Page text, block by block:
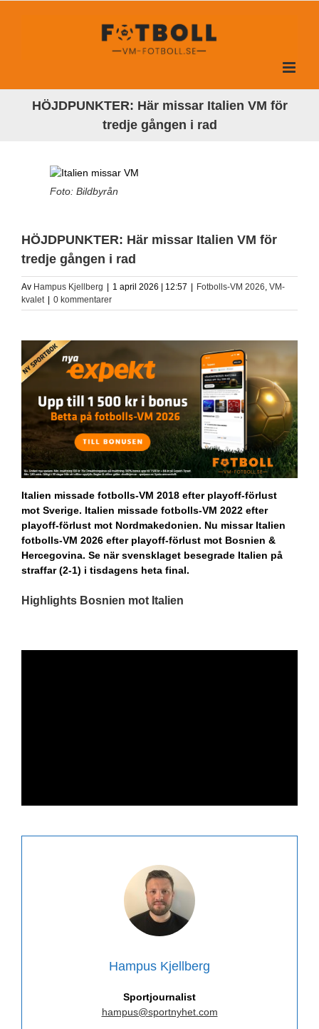
HÖJDPUNKTER: Här missar Italien VM för
tredje gången i rad
Foto: Bildbyrån
HÖJDPUNKTER: Här missar Italien VM för
tredje gången i rad
Av Hampus Kjellberg | 1 april 2026 | 12:57 | Fotbolls-VM 2026, VM-
kvalet | 0 kommentarer
Italien missade fotbolls-VM 2018 efter playoff-förlust
mot Sverige. Italien missade fotbolls-VM 2022 efter
playoff-förlust mot Nordmakedonien. Nu missar Italien
fotbolls-VM 2026 efter playoff-förlust mot Bosnien &
Hercegovina. Se när svensklaget besegrade Italien på
straffar (2-1) i tisdagens heta final.
Highlights Bosnien mot Italien
Hampus Kjellberg
Sportjournalist
hampus@sportnyhet.com